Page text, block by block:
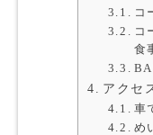
コ
コ
食
アクセ
車
め